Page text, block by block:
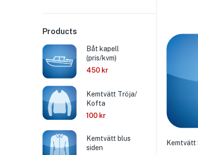
Kemtvätt
Products
Båt kapell
(pris/kvm)
450 kr
Kemtvätt Tröja/
Kofta
100 kr
Kemtvätt blus
siden